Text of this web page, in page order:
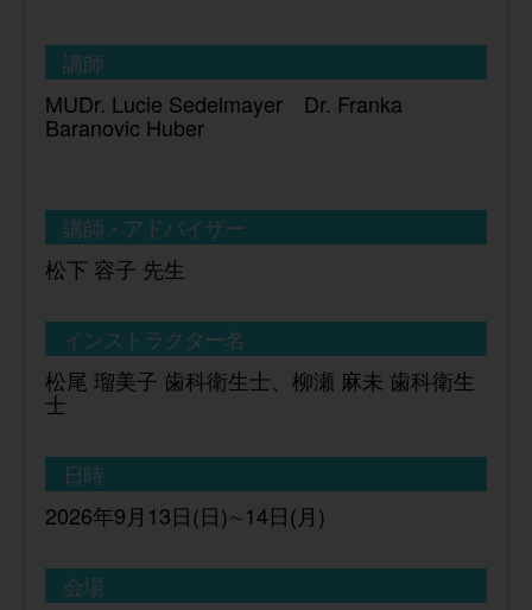
講師
MUDr. Lucie Sedelmayer Dr. Franka
Baranovic Huber
講師・アドバイザー
松下 容子 先生
インストラクター名
松尾 瑠美子 歯科衛生士、柳瀬 麻未 歯科衛生
士
日時
2026年9月13日(日)∼14日(月)
会場